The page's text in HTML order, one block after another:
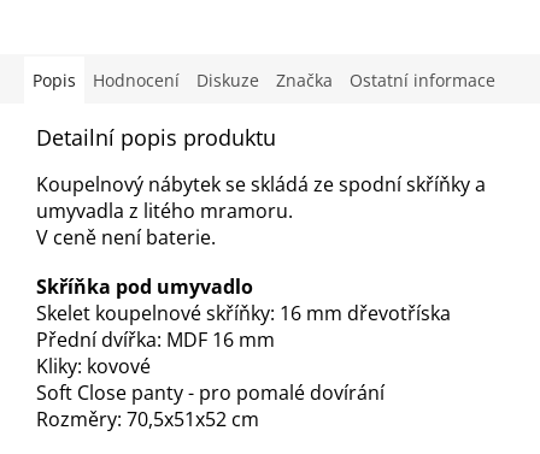
Popis Hodnocení Diskuze Značka Ostatní informace
Detailní popis produktu
Koupelnový nábytek se skládá ze spodní skříňky a
umyvadla z litého mramoru.
V ceně není baterie.
Skříňka pod umyvadlo
Skelet koupelnové skříňky: 16 mm dřevotříska
Přední dvířka: MDF 16 mm
Kliky: kovové
Soft Close panty - pro pomalé dovírání
Rozměry: 70,5x51x52 cm